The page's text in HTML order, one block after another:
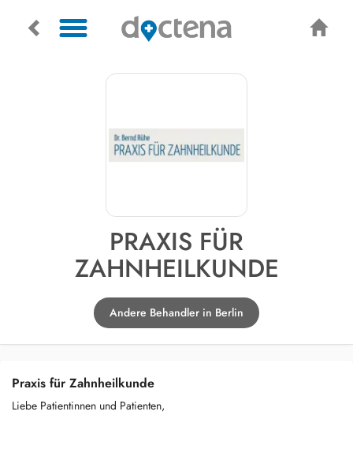
PRAXIS FÜR
ZAHNHEILKUNDE
Andere Behandler in Berlin
Praxis für Zahnheilkunde
Liebe Patientinnen und Patienten,